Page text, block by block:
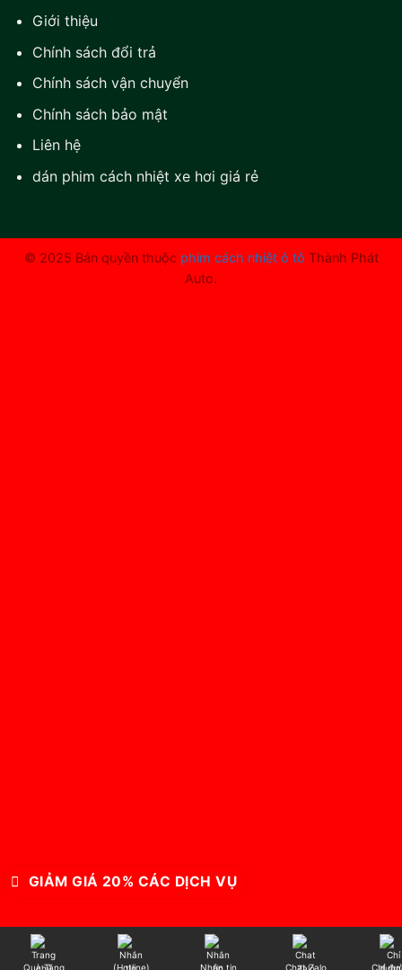
Giới thiệu
Chính sách đổi trả
Chính sách vận chuyển
Chính sách bảo mật
Liên hệ
dán phim cách nhiệt xe hơi giá rẻ
GIẢM GIÁ 20% CÁC DỊCH VỤ
© 2025 Bản quyền thuộc phim cách nhiệt ô tô Thành Phát
Auto.
Quà Tặng (Hotline) Nhắn tin Chat Zalo Chỉ